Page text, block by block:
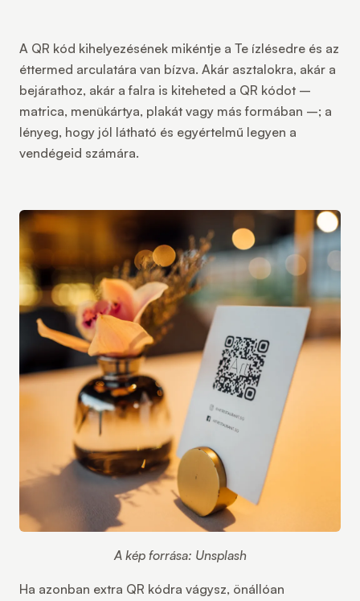
A QR kód kihelyezésének mikéntje a Te ízlésedre és az
éttermed arculatára van bízva. Akár asztalokra, akár a
bejárathoz, akár a falra is kiteheted a QR kódot –
matrica, menükártya, plakát vagy más formában –; a
lényeg, hogy jól látható és egyértelmű legyen a
vendégeid számára.
A kép forrása: Unsplash
Ha azonban extra QR kódra vágysz, önállóan